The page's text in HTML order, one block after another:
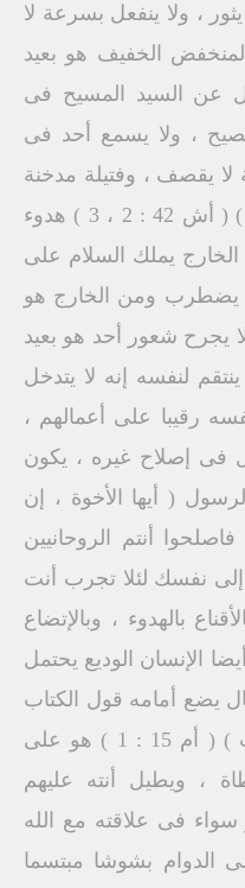
، ولا ينفعل بسرعة لا
الخفيف هو بعيد
عن السيد المسيح فى
، ولا يسمع أحد فى
يقصف ، وفتيلة مدخنة
لا يطفئ ) ( مت 12 : 19 ، 20 ) ( أش 42 : 2 ، 3 ) هدوء
يملك السلام على
يضطرب ومن الخارج هو
يجرح شعور أحد هو بعيد
لنفسه إنه لا يتدخل
رقيبا على أعمالهم ،
فى إصلاح غيره ، يكون
( أيها الأخوة ، إن
أنتم الروحانيين
إلى نفسك لئلا تجرب أنت
بالأقناع بالهدوء ، وبالإتضاع
الإنسان الوديع يحتمل
يضع أمامه قول الكتاب
( الجواب اللين يصرف الغضب ) ( أم 15 : 1 ) هو على
، ويطيل أنته عليهم
سواء فى علاقته مع الله
الدوام بشوشا مبتسما